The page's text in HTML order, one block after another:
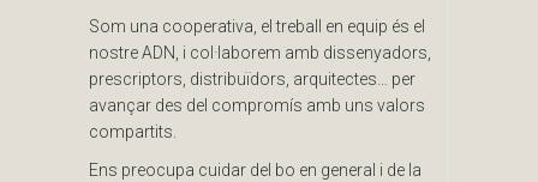
Som una cooperativa, el treball en equip és el
nostre ADN, i col·laborem amb dissenyadors,
prescriptors, distribuïdors, arquitectes… per
avançar des del compromís amb uns valors
compartits.
Ens preocupa cuidar del bo en general i de la